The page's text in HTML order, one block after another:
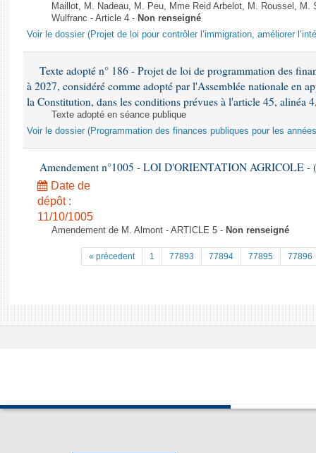
Maillot, M. Nadeau, M. Peu, Mme Reid Arbelot, M. Roussel, M.
Wulfranc - Article 4 - Non renseigné
Voir le dossier (Projet de loi pour contrôler l’immigration, améliorer
Texte adopté n° 186 - Projet de loi de programmation des
à 2027, considéré comme adopté par l'Assemblée nationale en
la Constitution, dans les conditions prévues à l'article 45, alinéa
Texte adopté en séance publique
Voir le dossier (Programmation des finances publiques pour les
Amendement n°1005 - LOI D'ORIENTATION AGRICOLE -
Date de
dépôt :
11/10/1005
Amendement de M. Almont - ARTICLE 5 - Non renseigné
« précedent 1 77893 77894 77895 77896